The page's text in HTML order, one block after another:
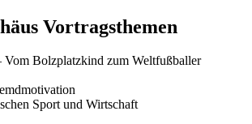
Vortragsthemen
Vom Bolzplatzkind zum Weltfußballer
Sport und Wirtschaft